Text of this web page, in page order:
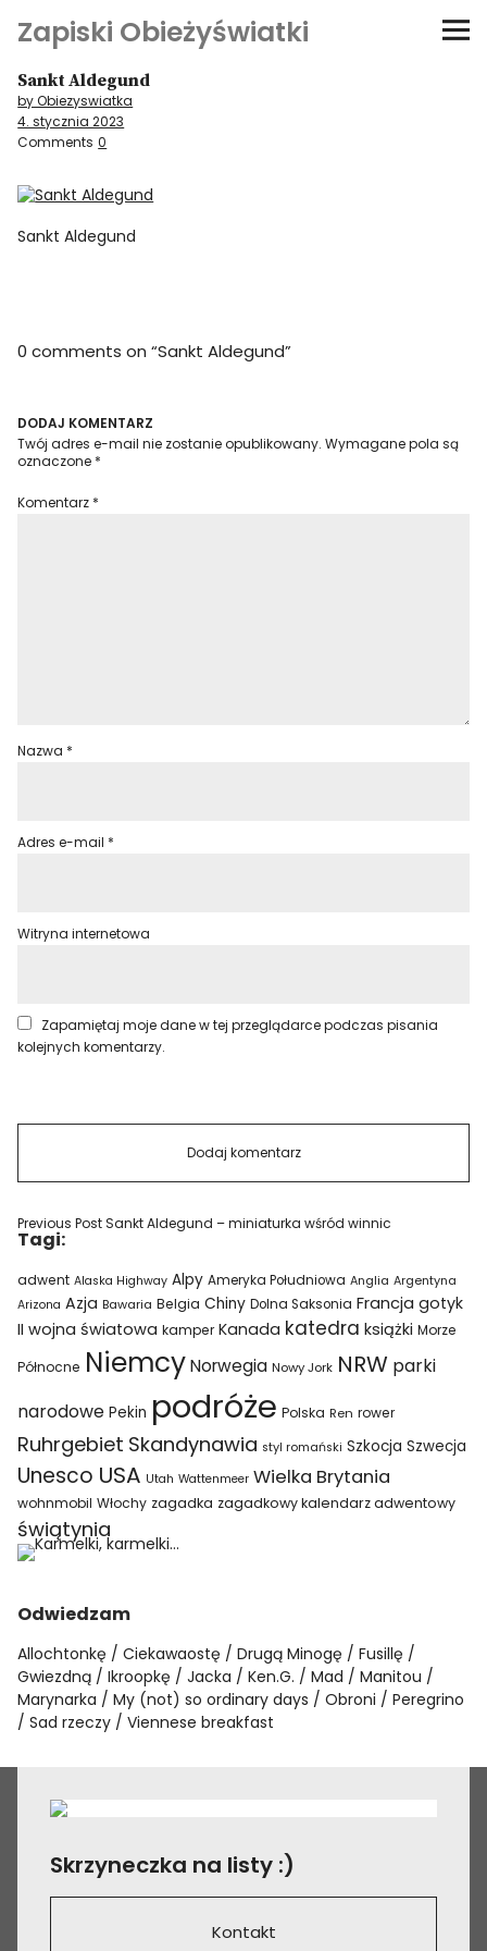
Zapiski Obieżyświatki
Podróże
Kultura i sztuka
Kątem oka
Sankt Aldegund
by Obiezyswiatka
4. stycznia 2023
Comments 0
Sankt Aldegund
0 comments on “Sankt Aldegund”
DODAJ KOMENTARZ
Twój adres e-mail nie zostanie opublikowany. Wymagane pola są
oznaczone *
Komentarz *
Nazwa *
Adres e-mail *
Witryna internetowa
Zapamiętaj moje dane w tej przeglądarce podczas pisania
kolejnych komentarzy.
Previous PostSankt Aldegund – miniaturka wśród winnic
Tagi:
adwent Alaska Highway Alpy Ameryka Południowa Anglia Argentyna
Arizona Azja Bawaria Belgia Chiny Dolna Saksonia Francja gotyk
II wojna światowa kamper Kanada katedra książki Morze
Północne Niemcy Norwegia Nowy Jork NRW parki
narodowe Pekin podróże Polska Ren rower
Ruhrgebiet Skandynawia styl romański Szkocja Szwecja
Unesco USA Utah Wattenmeer Wielka Brytania
wohnmobil Włochy zagadka zagadkowy kalendarz adwentowy
świątynia
Odwiedzam
Allochtonkę Ciekawaostę Drugą Minogę
Fusillę
Gwiezdną
Ikroopkę Jacka Ken.G. Mad
Manitou
Marynarka
My (not) so ordinary days Obroni
Peregrino
Sad rzeczy
Viennese breakfast
Skrzyneczka na listy :)
Kontakt